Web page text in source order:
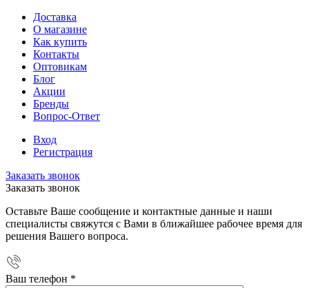
Доставка
О магазине
Как купить
Контакты
Оптовикам
Блог
Акции
Бренды
Вопрос-Ответ
Вход
Регистрация
Заказать звонок
Заказать звонок
Оставьте Ваше сообщение и контактные данные и наши
специалисты свяжутся с Вами в ближайшее рабочее время для
решения Вашего вопроса.
Ваш телефон *